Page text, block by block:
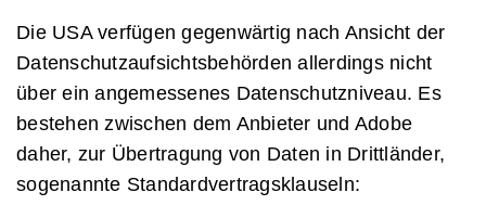
Die USA verfügen gegenwärtig nach Ansicht der
Datenschutzaufsichtsbehörden allerdings nicht
über ein angemessenes Datenschutzniveau. Es
bestehen zwischen dem Anbieter und Adobe
daher, zur Übertragung von Daten in Drittländer,
sogenannte Standardvertragsklauseln: